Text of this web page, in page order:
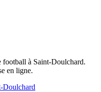
football à Saint-Doulchard.
en ligne.
Doulchard